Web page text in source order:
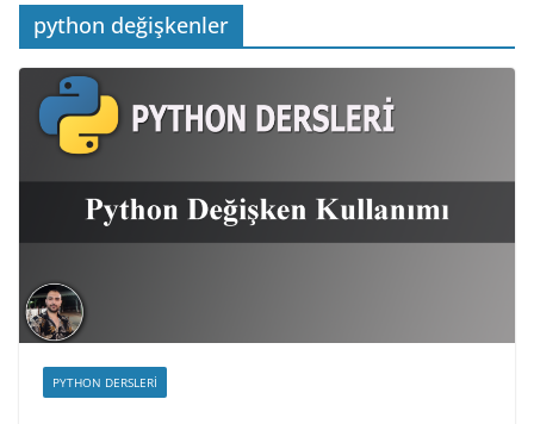
python değişkenler
PYTHON DERSLERI